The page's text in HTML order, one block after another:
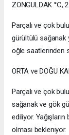
ZONGULDAK °C,
Parçalı ve çok
gürültülü sağanak
öğle saatlerinden
ORTA ve DOĞU
Parçalı ve çok
sağanak ve gök
ediliyor.
olması bekleniyor.